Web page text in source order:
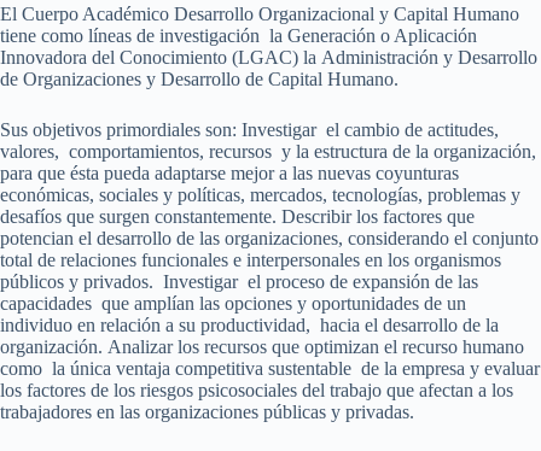
El Cuerpo Académico Desarrollo Organizacional y Capital Humano
tiene como líneas de investigación la Generación o Aplicación
Innovadora del Conocimiento (LGAC) la Administración y Desarrollo
de Organizaciones y Desarrollo de Capital Humano.
Sus objetivos primordiales son: Investigar el cambio de actitudes,
valores, comportamientos, recursos y la estructura de la organización,
para que ésta pueda adaptarse mejor a las nuevas coyunturas
económicas, sociales y políticas, mercados, tecnologías, problemas y
desafíos que surgen constantemente. Describir los factores que
potencian el desarrollo de las organizaciones, considerando el conjunto
total de relaciones funcionales e interpersonales en los organismos
públicos y privados. Investigar el proceso de expansión de las
capacidades que amplían las opciones y oportunidades de un
individuo en relación a su productividad, hacia el desarrollo de la
organización. Analizar los recursos que optimizan el recurso humano
como la única ventaja competitiva sustentable de la empresa y evaluar
los factores de los riesgos psicosociales del trabajo que afectan a los
trabajadores en las organizaciones públicas y privadas.